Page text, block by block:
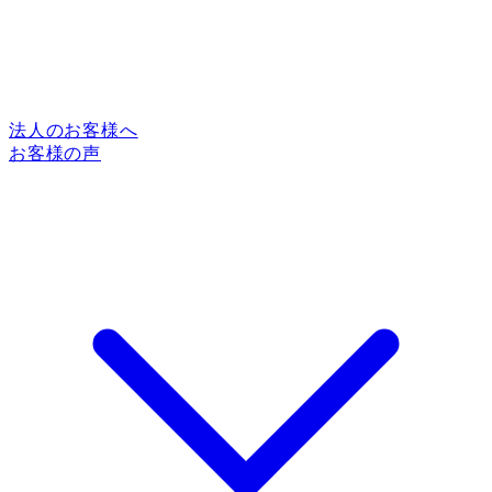
法人のお客様へ
お客様の声